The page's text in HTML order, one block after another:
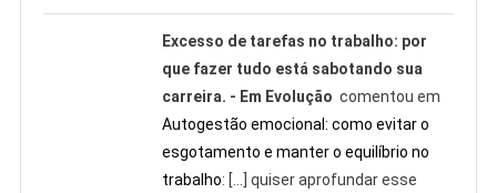
Excesso de tarefas no trabalho: por
que fazer tudo está sabotando sua
carreira. - Em Evolução comentou em
Autogestão emocional: como evitar o
esgotamento e manter o equilíbrio no
trabalho: […] quiser aprofundar esse